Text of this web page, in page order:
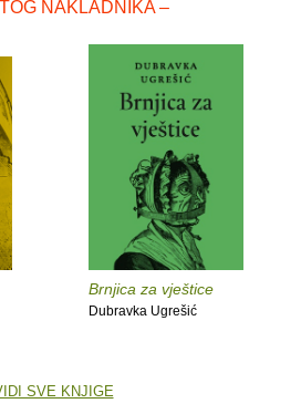
NAKLADNIKA –
Brnjica za vještice
Dubravka Ugrešić
SVE KNJIGE